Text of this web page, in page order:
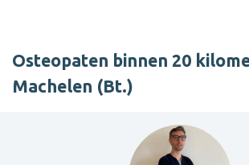
Osteopaten binnen 20
Machelen (Bt.)